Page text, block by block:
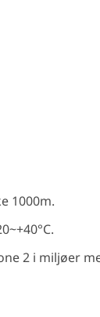
1000m.
2 i miljøer